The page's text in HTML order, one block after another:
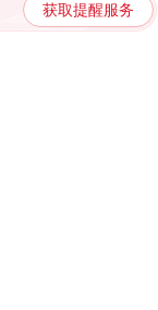
居民的生活圈。多
获取提醒服务